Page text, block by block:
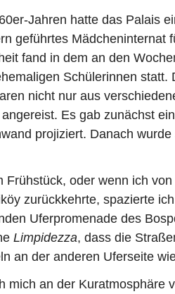
Jahren hatte das Palais
geführtes Mädcheninternat
fand in dem an den
Schülerinnen
nicht nur aus
Es gab zunächst
projiziert. Danach
Frühstück, oder wenn ich
zurückkehrte, spazierte
Uferpromenade des
Limpidezza, dass die
an der anderen Uferseite
mich an der Kuratmosphäre